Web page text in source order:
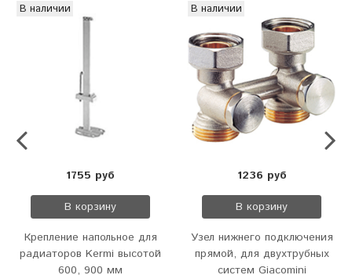
В наличии
1755 руб
В корзину
Крепление напольное для
радиаторов Kermi высотой
600, 900 мм
В наличии
1236 руб
В корзину
Узел нижнего подключения
прямой, для двухтрубных
систем Giacomini